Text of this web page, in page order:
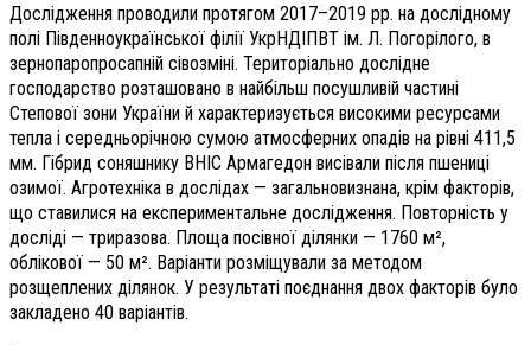
Дослідження проводили протягом 2017–2019 рр. на дослідному
полі Південноукраїнської філії УкрНДІПВТ ім. Л. Погорілого, в
зернопаропросапній сівозміні. Територіально дослідне
господарство розташовано в найбільш посушливій частині
Степової зони України й характеризується високими ресурсами
тепла і середньорічною сумою атмосферних опадів на рівні 411,5
мм. Гібрид соняшнику ВНІС Армагедон висівали після пшениці
озимої. Агротехніка в дослідах — загальновизнана, крім факторів,
що ставилися на експериментальне дослідження. Повторність у
досліді — триразова. Площа посівної ділянки — 1760 м²,
облікової — 50 м². Варіанти розміщували за методом
розщеплених ділянок. У результаті поєднання двох факторів було
закладено 40 варіантів.